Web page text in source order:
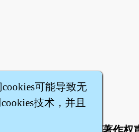
著作权
可能导致无
技术，并且